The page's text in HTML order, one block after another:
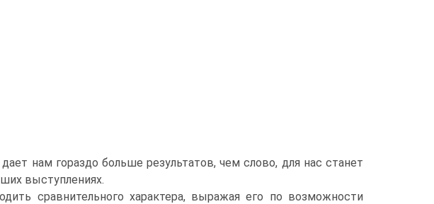
нам гораздо больше результатов, чем слово, для нас станет
выступлениях.
сравнительного характера, выражая его по возможности